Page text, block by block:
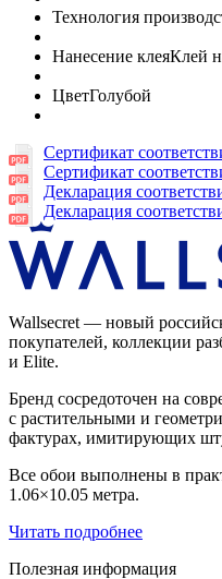
Технология
Нанесение клеяКлей
ЦветГолубой
Сертификат
Сертификат
Декларация
Декларация
Wallsecret — новый
покупателей, коллекции
и Elite.
Бренд сосредоточен на
с растительными и
фактурах, имитирующих
Все обои выполнены в
1.06×10.05 метра.
Читать подробнее
Полезная информация